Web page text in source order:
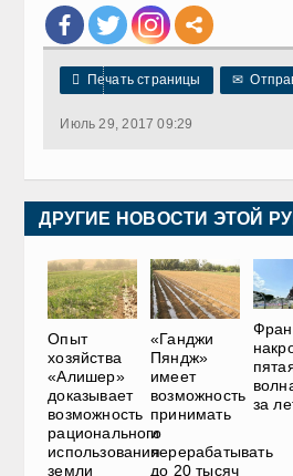
 Печать страницы ✉
Июль 29, 2017 09:29
ДРУГИЕ НОВОСТИ ЭТОЙ
Опыт
хозяйства
«Алишер»
доказывает
возможность
рационального
использования
земли
«Ганджи
Пяндж»
имеет
возможность
принимать
и
перерабатывать
до 20 тысяч
за